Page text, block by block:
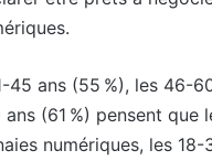
45 ans (55 %), les 46-
(61 %) pensent que
numériques, les